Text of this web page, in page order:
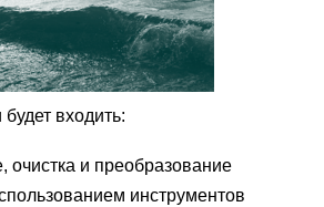
входить:
очистка и преобразование
инструментов